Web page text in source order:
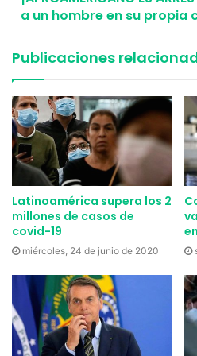
Ver esta publicación
#Regram #RG @earthalliance
Brian Sheth, has formed an
Fund with a commitment of $5
critical resources for indigenous
local partners working to protect
a un hombre en su propia
Publicaciones
Latinoamérica supera los 2
millones de casos de
covid-19
miércoles, 24 de junio de 2020